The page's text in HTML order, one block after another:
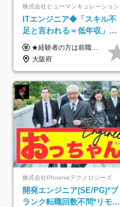
株式会社ヒューマンキュレーション
ITエンジニア◆「スキル不
足と言われる＝低年収」で
はない！｜ 不安を克服し、
年収アップした社員の実例
★経験者の方は前職の年収以上を保証します ★案件単価を開示した上で80％以上を還元します 月給25万円以上＋賞与年2回 ※経験や能力を考慮の上で優遇します ※試用期間が3ヶ月(その間の給与・待遇・雇用形態に変更はありません) ※月給には月20時間分のみなし残業手当(5万円)を含みます(超過分は別途支給) ★残業平均は月10時間以下ですので、毎月10時間分程度はお得です！
大阪府
株式会社Phoenixテクノロジーズ
開発エンジニア(SE/PG)*ブ
ランク転職回数不問*リモー